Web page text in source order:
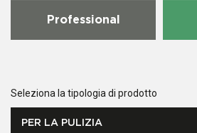
Professional
Seleziona la tipologia di prodotto
PER LA PULIZIA